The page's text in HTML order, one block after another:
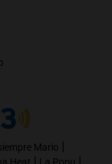
Mario |
| |